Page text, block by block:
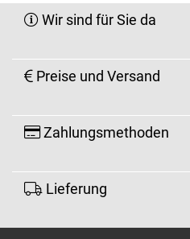
Wir sind für Sie da
Preise und Versand
Zahlungsmethoden
Lieferung